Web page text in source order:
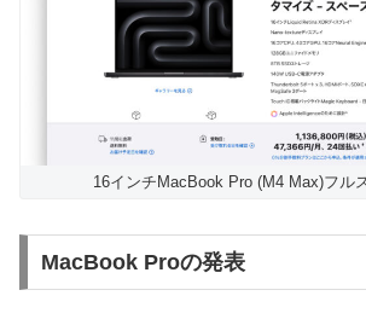
16インチMacBook Pro (M4 Max)フル
MacBook Proの発表